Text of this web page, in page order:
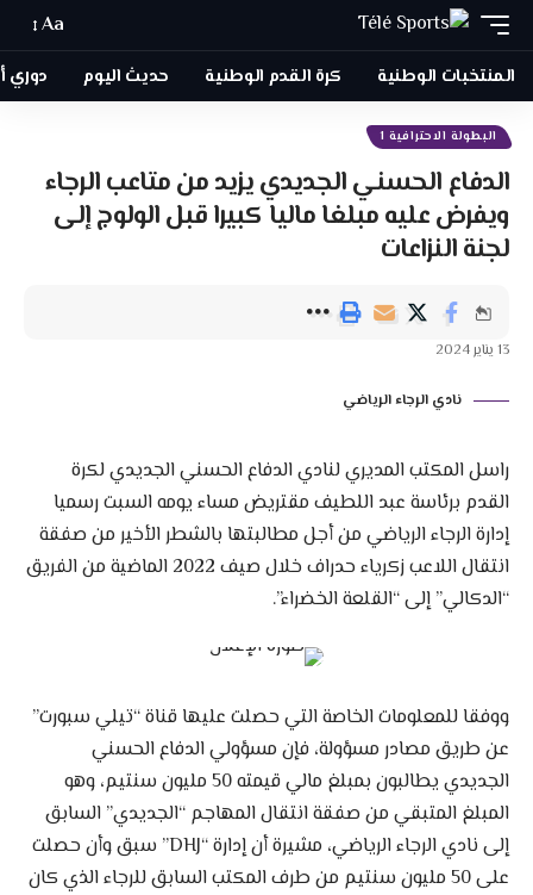
Aa
المنتخبات الوطنية كرة القدم الوطنية حديث اليوم دوري
البطولة الاحترافية 1
الدفاع الحسني الجديدي يزيد من متاعب الرجاء
ويفرض عليه مبلغا ماليا كبيرا قبل الولوج إلى
لجنة النزاعات
نادي الرجاء الرياضي
راسل المكتب المديري لنادي الدفاع الحسني الجديدي لكرة
القدم برئاسة عبد اللطيف مقتريض مساء يومه السبت رسميا
إدارة الرجاء الرياضي من أجل مطالبتها بالشطر الأخير من صفقة
انتقال اللاعب زكرياء حدراف خلال صيف 2022 الماضية من الفريق
“الدكالي” إلى “القلعة الخضراء”.
ووفقا للمعلومات الخاصة التي حصلت عليها قناة “تيلي سبورت”
عن طريق مصادر مسؤولة، فإن مسؤولي الدفاع الحسني
الجديدي يطالبون بمبلغ مالي قيمته 50 مليون سنتيم، وهو
المبلغ المتبقي من صفقة انتقال المهاجم “الجديدي” السابق
إلى نادي الرجاء الرياضي، مشيرة أن إدارة “DHJ” سبق وأن حصلت
على 50 مليون سنتيم من طرف المكتب السابق للرجاء الذي كان